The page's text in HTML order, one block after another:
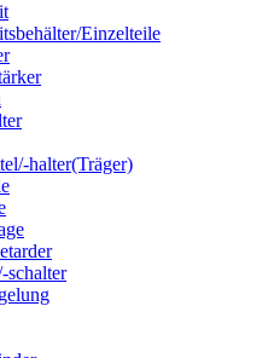
Einzelteile
halter(Träger)
schalter